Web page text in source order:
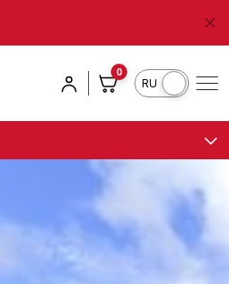
0